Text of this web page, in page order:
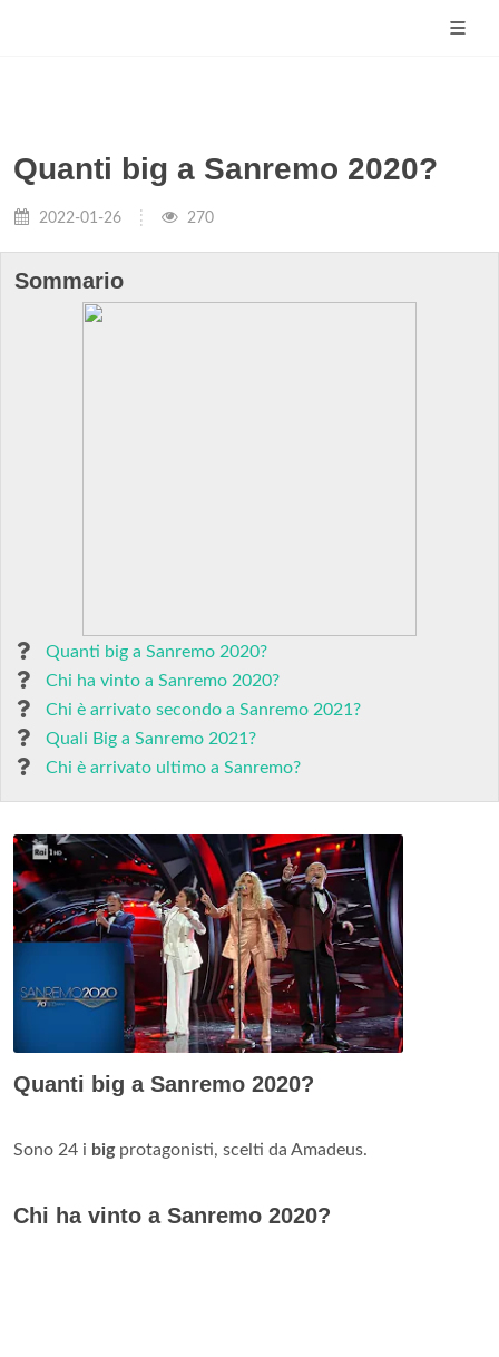
Quanti big a Sanremo 2020?
2022-01-26 270
Sommario
Quanti big a Sanremo 2020?
Chi ha vinto a Sanremo 2020?
Chi è arrivato secondo a Sanremo 2021?
Quali Big a Sanremo 2021?
Chi è arrivato ultimo a Sanremo?
Quanti big a Sanremo 2020?
Sono 24 i bigprotagonisti, scelti da Amadeus.
Chi ha vinto a Sanremo 2020?